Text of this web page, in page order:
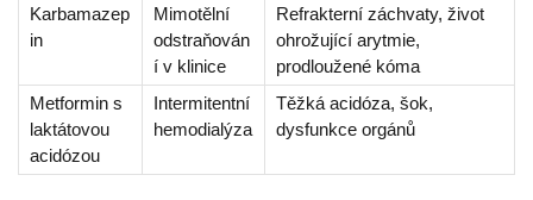
Karbamazep
in
Mimotělní
odstraňován
í v klinice
Refrakterní záchvaty, život
ohrožující arytmie,
prodloužené kóma
Metformin s
laktátovou
acidózou
Intermitentní
hemodialýza
Těžká acidóza, šok,
dysfunkce orgánů